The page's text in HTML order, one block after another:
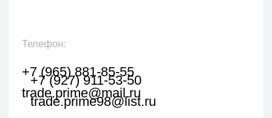
свяжется с вами в течении 1 рабочего часа.